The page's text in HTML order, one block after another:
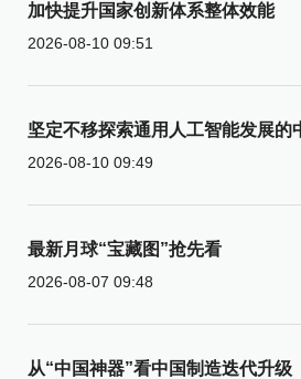
加快提升国家创新体系整体效能
2026-08-10 09:51
坚定不移探索通用人工智能发展的
2026-08-10 09:49
最新月球“宝藏图”抢先看
2026-08-07 09:48
从“中国神器”看中国制造迭代升级